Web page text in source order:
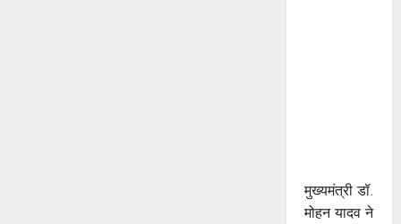
मुख्यमंत्री डॉ.
मोहन यादव ने